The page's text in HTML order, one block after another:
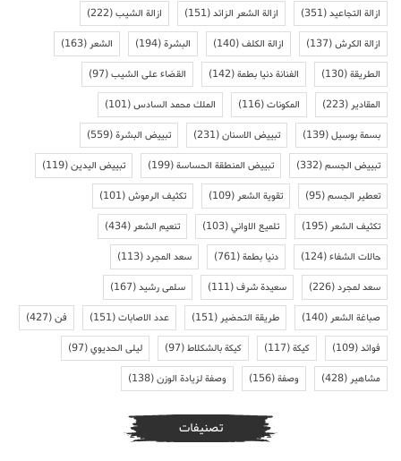
ازالة التجاعيد(351) ازالة الشعر الزائد(151) ازالة الشيب(222)
ازالة الكرش(137) ازالة الكلف(140) البشرة(194) الشعر(163)
الطريقة(130) الفنانة دنيا بطمة(142) القضاء على الشيب(97)
المقادير(223) المكونات(116) الملك محمد السادس(101)
بسمة بوسيل(139) تبييض الاسنان(231) تبييض البشرة(559)
تبييض الجسم(332) تبييض المنطقة الحساسة(199) تبييض اليدين(119)
تعطير الجسم(95) تقوية الشعر(109) تكثيف الرموش(101)
تكثيف الشعر(195) تلميع الاواني(103) تنعيم الشعر(434)
حالات الشفاء(124) دنيا بطمة(761) سعد المجرد(113)
سعد لمجرد(226) سعيدة شرف(111) سلمى رشيد(167)
صباغة الشعر(140) طريقة التحضير(151) عدد الاصابات(151) فن(427)
فوائد(109) كيكة(117) كيكة بالشكلاط(97) ليلى الحديوي(97)
مشاهير(428) وصفة(156) وصفة لزيادة الوزن(138)
تصنيفات